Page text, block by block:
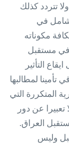
تتردد كذلك
في
مكوناته
في مستقبل
التأثير
لمطالبها
المتكررة التي
عن دور
العراق.
وليس